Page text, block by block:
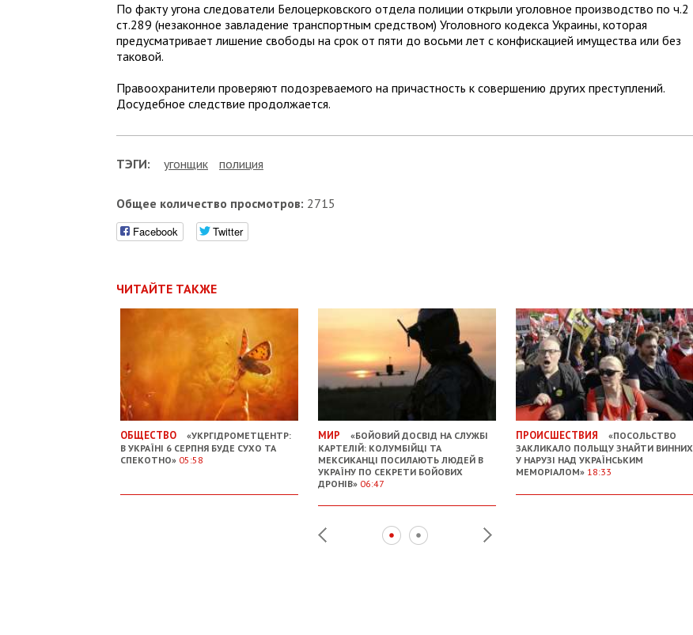
По факту угона следователи Белоцерковского отдела полиции открыли уголовное производство по ч.2
ст.289 (незаконное завладение транспортным средством) Уголовного кодекса Украины, которая
предусматривает лишение свободы на срок от пяти до восьми лет с конфискацией имущества или без
таковой.
Правоохранители проверяют подозреваемого на причастность к совершению других преступлений.
Досудебное следствие продолжается.
ТЭГИ: угонщик полиция
Общее количество просмотров: 2715
Facebook Twitter
ЧИТАЙТЕ ТАКЖЕ
ОБЩЕСТВО
«УКРГІДРОМЕТЦЕНТР:
В УКРАЇНІ 6 СЕРПНЯ БУДЕ СУХО ТА
СПЕКОТНО» 05:58
МИР
«БОЙОВИЙ ДОСВІД НА СЛУЖБІ
КАРТЕЛІЙ: КОЛУМБІЙЦІ ТА
МЕКСИКАНЦІ ПОСИЛАЮТЬ ЛЮДЕЙ В
УКРАЇНУ ПО СЕКРЕТИ БОЙОВИХ
ДРОНІВ» 06:47
ПРОИСШЕСТВИЯ
«ПОСОЛЬСТВО
ЗАКЛИКАЛО ПОЛЬЩУ ЗНАЙТИ ВИННИХ
У НАРУЗІ НАД УКРАЇНСЬКИМ
МЕМОРІАЛОМ» 18:33